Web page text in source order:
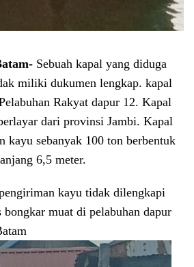
Sebuah kapal yang diduga
miliki dukumen lengkap. kapal
Rakyat dapur 12. Kapal
dari provinsi Jambi. Kapal
kayu sebanyak 100 ton berbentuk
6,5 meter.
kayu tidak dilengkapi
muat di pelabuhan dapur